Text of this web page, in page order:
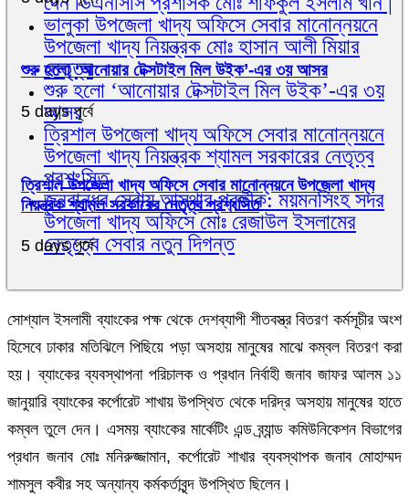
ভালুকা উপজেলা খাদ্য অফিসে সেবার মানোন্নয়নে
উপজেলা খাদ্য নিয়ন্ত্রক মোঃ হাসান আলী মিয়ার
নেতৃত্ব
শুরু হলো ‘আনোয়ার টেক্সটাইল মিল উইক’-এর ৩য়
আসর
ত্রিশাল উপজেলা খাদ্য অফিসে সেবার মানোন্নয়নে
উপজেলা খাদ্য নিয়ন্ত্রক শ্যামল সরকারের নেতৃত্ব
প্রশংসিত
জনবান্ধব সেবায় আস্থার প্রতীক: ময়মনসিংহ সদর
উপজেলা খাদ্য অফিসে মোঃ রেজাউল ইসলামের
নেতৃত্বে সেবার নতুন দিগন্ত
শুরু হলো ‘আনোয়ার টেক্সটাইল মিল উইক’-এর ৩য় আসর
5 days পূর্বে
ত্রিশাল উপজেলা খাদ্য অফিসে সেবার মানোন্নয়নে উপজেলা খাদ্য
নিয়ন্ত্রক শ্যামল সরকারের নেতৃত্ব প্রশংসিত
5 days পূর্বে
সোশ্যাল ইসলামী ব্যাংকের পক্ষ থেকে দেশব্যাপী শীতবস্ত্র বিতরণ কর্মসূচীর অংশ
হিসেবে ঢাকার মতিঝিলে পিছিয়ে পড়া অসহায় মানুষের মাঝে কম্বল বিতরণ করা
হয়। ব্যাংকের ব্যবস্থাপনা পরিচালক ও প্রধান নির্বাহী জনাব জাফর আলম ১১
জানুয়ারি ব্যাংকের কর্পোরেট শাখায় উপস্থিত থেকে দরিদ্র অসহায় মানুষের হাতে
কম্বল তুলে দেন। এসময় ব্যাংকের মার্কেটিং এন্ড ব্র্যান্ড কমিউনিকেশন বিভাগের
প্রধান জনাব মোঃ মনিরুজ্জামান, কর্পোরেট শাখার ব্যবস্থাপক জনাব মোহাম্মদ
শামসুল কবীর সহ অন্যান্য কর্মকর্তাবৃন্দ উপস্থিত ছিলেন।